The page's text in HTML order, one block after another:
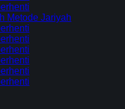
Metode Jariyah